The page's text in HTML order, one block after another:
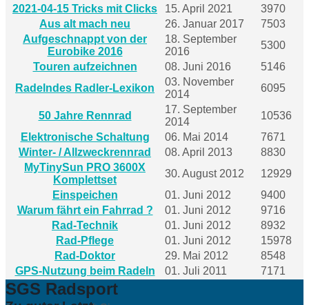
2021-04-15 Tricks mit Clicks
15. April 2021
3970
Aus alt mach neu
26. Januar 2017
7503
Aufgeschnappt von der
Eurobike 2016
18. September
2016
5300
Touren aufzeichnen
08. Juni 2016
5146
Radelndes Radler-Lexikon
03. November
2014
6095
50 Jahre Rennrad
17. September
2014
10536
Elektronische Schaltung
06. Mai 2014
7671
Winter- / Allzweckrennrad
08. April 2013
8830
MyTinySun PRO 3600X
Komplettset
30. August 2012
12929
Einspeichen
01. Juni 2012
9400
Warum fährt ein Fahrrad ?
01. Juni 2012
9716
Rad-Technik
01. Juni 2012
8932
Rad-Pflege
01. Juni 2012
15978
Rad-Doktor
29. Mai 2012
8548
GPS-Nutzung beim Radeln
01. Juli 2011 7171
SGS Radsport